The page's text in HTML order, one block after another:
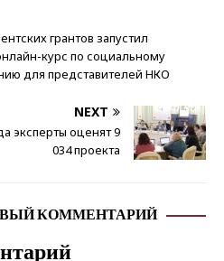
грантов запустил
курс по социальному
для представителей НКО
NEXT
эксперты оценят 9
034 проекта
КОММЕНТАРИЙ